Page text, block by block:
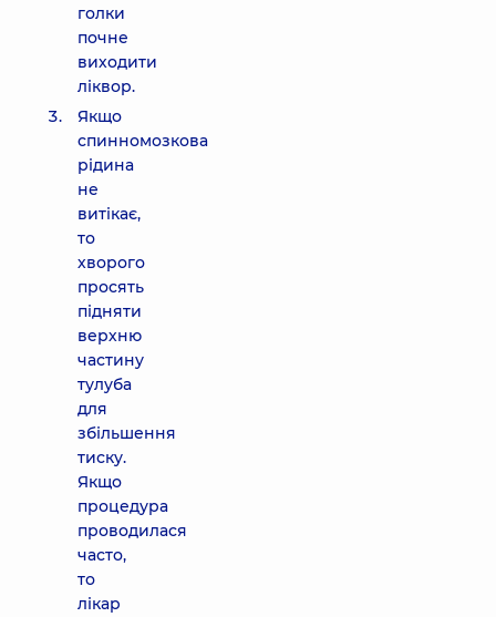
голки
почне
виходити
ліквор.
Якщо
спинномозкова
рідина
не
витікає,
то
хворого
просять
підняти
верхню
частину
тулуба
для
збільшення
тиску.
Якщо
процедура
проводилася
часто,
то
лікар